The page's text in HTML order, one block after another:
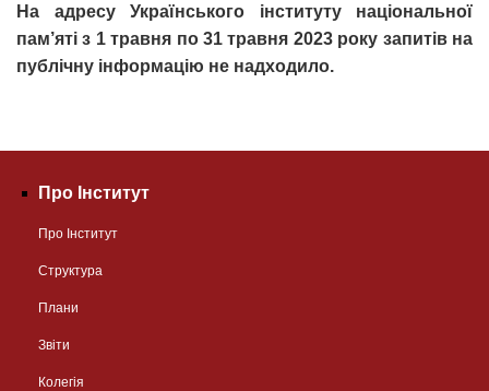
На адресу Українського інституту національної
пам’яті з 1 травня по 31 травня 2023 року запитів на
публічну інформацію не надходило.
Про Інститут
Про Інститут
Структура
Плани
Звіти
Колегія